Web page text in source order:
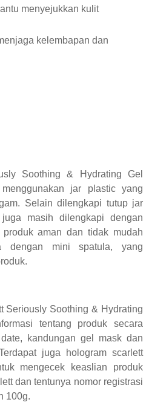
menyejukkan kulit
kelembapan dan
Soothing & Hydrating Gel
jar plastic yang
Selain dilengkapi tutup jar
masih dilengkapi dengan
aman dan tidak mudah
dengan mini spatula, yang
Seriously Soothing & Hydrating
tentang produk secara
kandungan gel mask dan
juga hologram scarlett
mengecek keaslian produk
dan tentunya nomor registrasi
100g.